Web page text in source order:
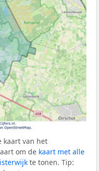
kaart van het
om de kaart met alle
te tonen. Tip: